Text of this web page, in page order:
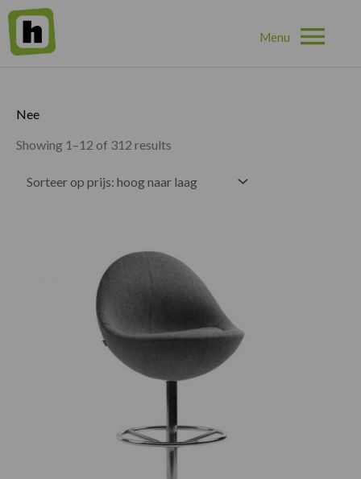
Home»
Nee
Showing 1–12 of 312 results